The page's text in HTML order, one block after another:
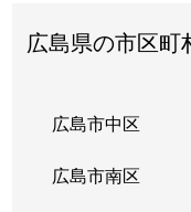
広島県の市区
広島市中区
広島市南区